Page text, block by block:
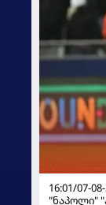
16:01/07-
"ნაპოლი"